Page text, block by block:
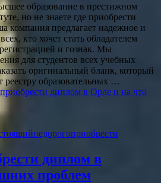
образование в престижном
но не знаете где приобрести
компания предлагает надежное и
кто хочет стать обладателем
и гознак. Мы
для студентов всех учебных
оригинальный бланк, который
реестру образовательных …
диплом в Орле и на что
недорогоприобрести
диплом в
проблем